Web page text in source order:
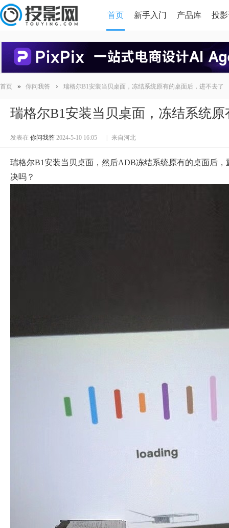
首页 新手入门 产品库 投
HDMI版本对比
首页 » 你问我答 › 瑞格尔B1安装当贝桌面，冻结系统原有的桌面后，进不去了
瑞格尔B1安装当贝桌面，冻结系统
发表在 你问我答 2024-5-10 16:05 来自河北
瑞格尔B1安装当贝桌面，然后ADB冻结系统原有的桌面后
决吗？